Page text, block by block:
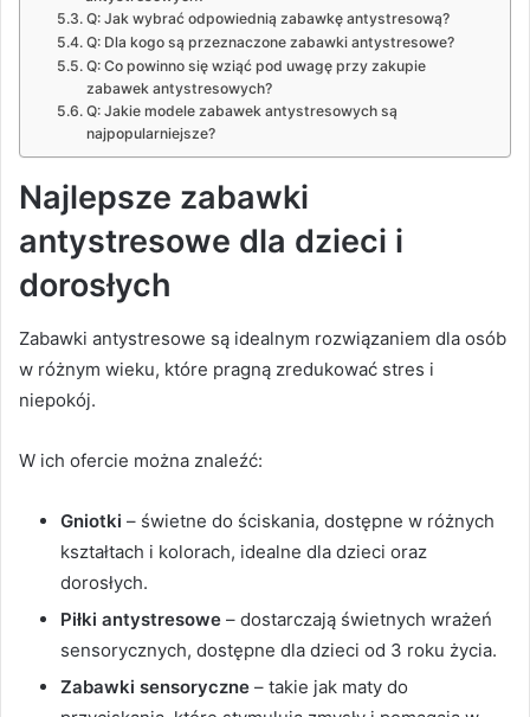
Q: Jak wybrać odpowiednią zabawkę antystresową?
Q: Dla kogo są przeznaczone zabawki antystresowe?
Q: Co powinno się wziąć pod uwagę przy zakupie
zabawek antystresowych?
Q: Jakie modele zabawek antystresowych są
najpopularniejsze?
Najlepsze zabawki
antystresowe dla dzieci i
dorosłych
Zabawki antystresowe są idealnym rozwiązaniem dla osób
w różnym wieku, które pragną zredukować stres i
niepokój.
W ich ofercie można znaleźć:
Gniotki – świetne do ściskania, dostępne w różnych
kształtach i kolorach, idealne dla dzieci oraz
dorosłych.
Piłki antystresowe – dostarczają świetnych wrażeń
sensorycznych, dostępne dla dzieci od 3 roku życia.
Zabawki sensoryczne – takie jak maty do